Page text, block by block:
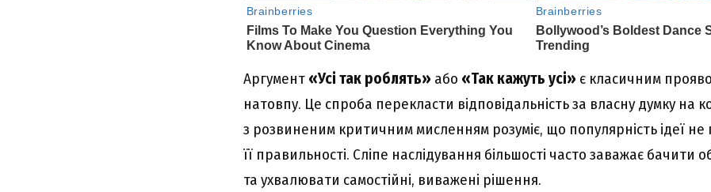
Аргумент «Усі так роблять» або «Так кажуть усі» є класичним
натовпу. Це спроба перекласти відповідальність за власну думку на
з розвиненим критичним мисленням розуміє, що популярність ідеї не
її правильності. Сліпе наслідування більшості часто заважає бачити
та ухвалювати самостійні, виважені рішення.